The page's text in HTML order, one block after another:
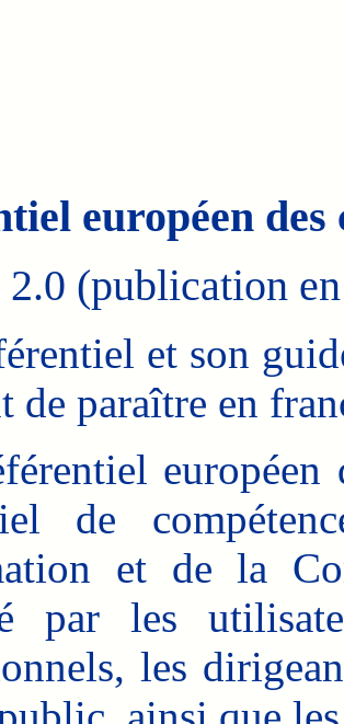
européen
(publication
et son
de paraître en
européen
de
et de la
par les
les